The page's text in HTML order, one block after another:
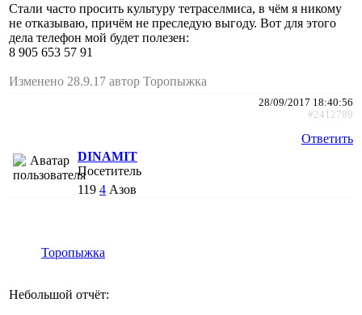
Стали часто просить культуру тетраселмиса, в чём я никому
не отказываю, причём не преследую выгоду. Вот для этого
дела телефон мой будет полезен:
8 905 653 57 91
Изменено 28.9.17 автор Торопыжка
28/09/2017 18:40:56
#2412789
Ответить
DINAMIT
Посетитель
119 4 Азов
Торопыжка
Небольшой отчёт: